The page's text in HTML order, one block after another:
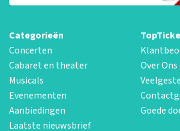
Categorieën
Concerten
Cabaret en theater
Musicals
Evenementen
Aanbiedingen
Laatste nieuwsbrief
Over Ons
Goede